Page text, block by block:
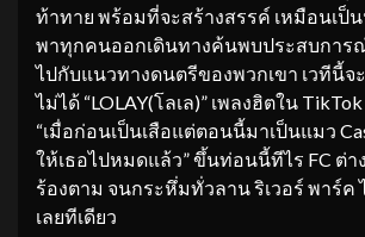
ท้าทาย พร้อมที่จะสร้างสรรค์ เหมือนเป็
พาทุกคนออกเดินทางค้นพบประสบการ
ไปกับแนวทางดนตรีของพวกเขา เวทีนี้จ
ไม่ได้ “LOLAY(โลเล)” เพลงฮิตใน
“เมื่อก่อนเป็นเสือแต่ตอนนี้มาเป็นแมว
ให้เธอไปหมดแล้ว” ขึ้นท่อนนี้ทีไร FC ต่า
ร้องตาม จนกระหึ่มทั่วลาน ริเวอร์ พาร์
เลยทีเดียว